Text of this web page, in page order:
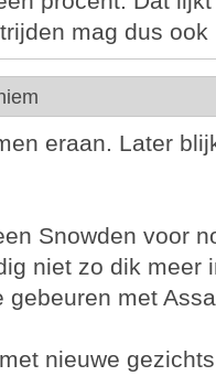
mag dus
eraan. Later
Snowden voor
niet zo dik meer
gebeuren met
nieuwe